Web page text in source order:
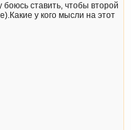
боюсь ставить, чтобы второй
у кого мысли на этот